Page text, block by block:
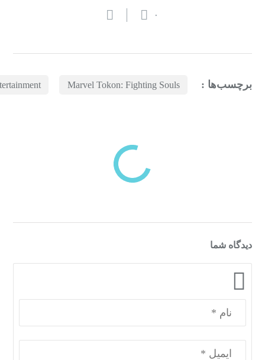
۰
برچسب‌ها : Marvel Tokon: Fighting Souls
دسته‌بندی‌های منتخب برای شما
دیدگاه شما